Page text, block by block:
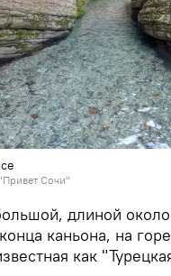
Сочи"
длиной
каньона, на
как